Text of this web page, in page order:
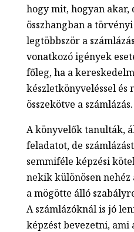
hogy mit, hogyan akar,
összhangban a
legtöbbször a
vonatkozó igények
főleg, ha a
készletkönyveléssel és
összekötve a számlázás.
A könyvelők tanulták,
feladatot, de
semmiféle képzési
nekik különösen
a mögötte álló
A számlázóknál is jó
képzést bevezetni, ami